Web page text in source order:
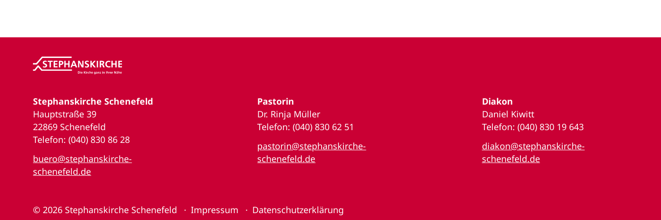
Stephanskirche Schenefeld
Hauptstraße 39
22869 Schenefeld
Telefon: (040) 830 86 28
buero@stephanskirche-
schenefeld.de
Pastorin
Dr. Rinja Müller
Telefon: (040) 830 62 51
pastorin@stephanskirche-
schenefeld.de
Diakon
Daniel Kiwitt
Telefon: (040) 830 19 643
diakon@stephanskirche-
schenefeld.de
© 2026 Stephanskirche Schenefeld Impressum Datenschutzerklärung